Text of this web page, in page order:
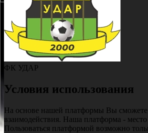
ФК УДАР
Условия использования
На основе нашей платформы Вы сможете
взаимодействия. Наша платформа -
Пользоваться платформой возможно